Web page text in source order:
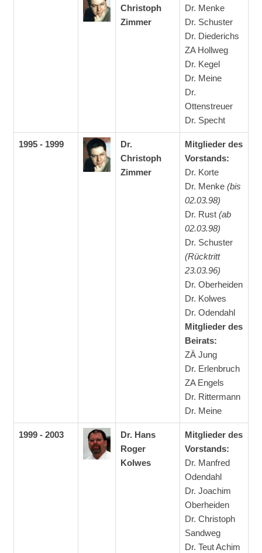
Christoph
Zimmer
Dr. Menke
Dr. Schuster
Dr. Diederichs
ZA Hollweg
Dr. Kegel
Dr. Meine
Dr.
Ottenstreuer
Dr. Specht
1995 - 1999
Dr.
Christoph
Zimmer
Mitglieder des
Vorstands:
Dr. Korte
Dr. Menke (bis
02.03.98)
Dr. Rust (ab
02.03.98)
Dr. Schuster
(Rücktritt
23.03.96)
Dr. Oberheiden
Dr. Kolwes
Dr. Odendahl
Mitglieder des
Beirats:
ZÄ Jung
Dr. Erlenbruch
ZA Engels
Dr. Rittermann
Dr. Meine
1999 - 2003
Dr. Hans
Roger
Kolwes
Mitglieder des
Vorstands:
Dr. Manfred
Odendahl
Dr. Joachim
Oberheiden
Dr. Christoph
Sandweg
Dr. Teut Achim